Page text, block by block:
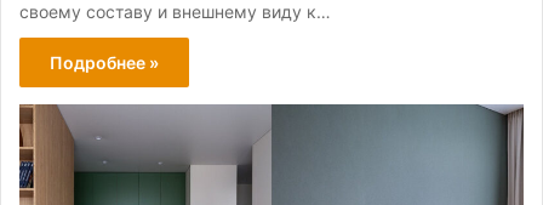
своему составу и внешнему виду к…
Подробнее »